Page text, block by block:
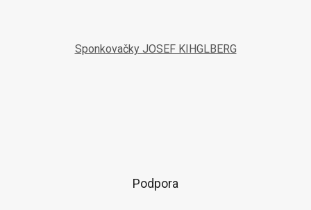
Sponkovačky JOSEF KIHGLBERG
Podpora